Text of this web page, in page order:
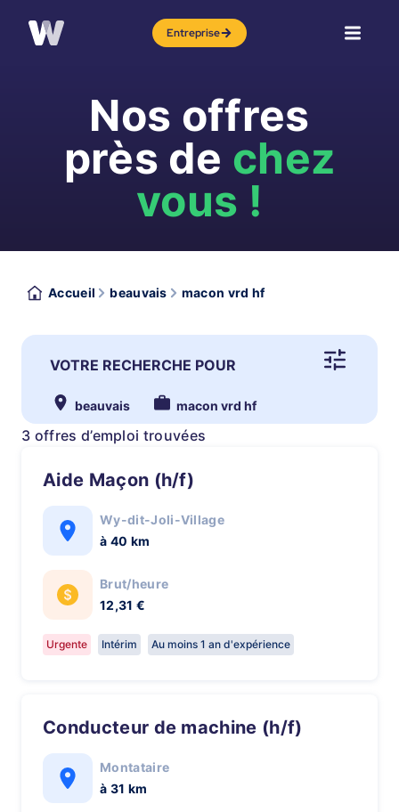
Entreprise
Nos offres
près de chez
vous !
Accueil beauvais macon vrd hf
VOTRE RECHERCHE POUR
beauvais macon vrd hf
3 offres d’emploi trouvées
Aide Maçon (h/f)
Wy-dit-Joli-Village
à 40 km
Brut/heure
12,31 €
Urgente Intérim Au moins 1 an d'expérience
Conducteur de machine (h/f)
Montataire
à 31 km